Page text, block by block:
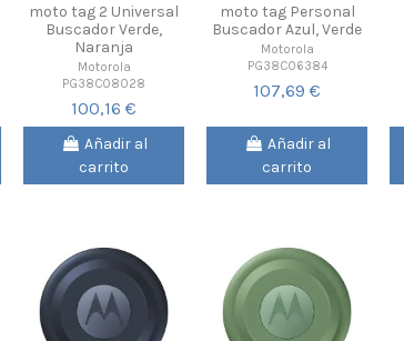
moto tag 2 Universal
Buscador Verde,
Naranja
Motorola
PG38C08028
100,16 €
Añadir al
carrito
moto tag Personal
Buscador Azul, Verde
Motorola
PG38C06384
107,69 €
Añadir al
carrito